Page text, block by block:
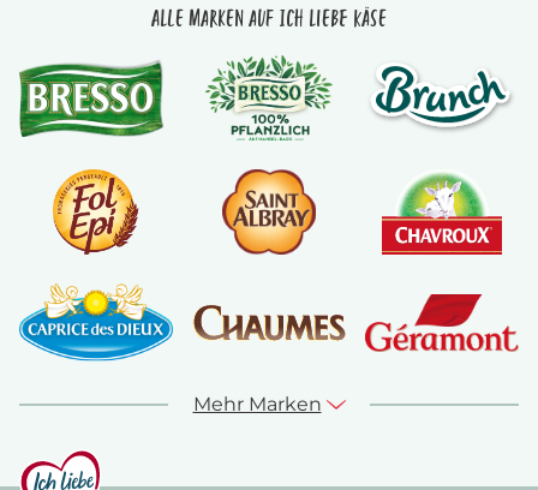
Alle Marken auf Ich liebe Käse
Mehr Marken